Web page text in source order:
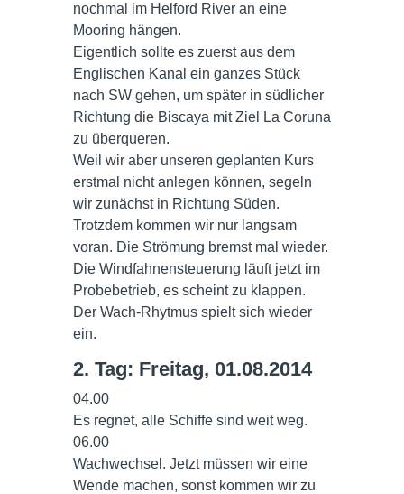
nochmal im Helford River an eine
Mooring hängen.
Eigentlich sollte es zuerst aus dem
Englischen Kanal ein ganzes Stück
nach SW gehen, um später in südlicher
Richtung die Biscaya mit Ziel La Coruna
zu überqueren.
Weil wir aber unseren geplanten Kurs
erstmal nicht anlegen können, segeln
wir zunächst in Richtung Süden.
Trotzdem kommen wir nur langsam
voran. Die Strömung bremst mal wieder.
Die Windfahnensteuerung läuft jetzt im
Probebetrieb, es scheint zu klappen.
Der Wach-Rhytmus spielt sich wieder
ein.
2. Tag: Freitag, 01.08.2014
04.00
Es regnet, alle Schiffe sind weit weg.
06.00
Wachwechsel. Jetzt müssen wir eine
Wende machen, sonst kommen wir zu